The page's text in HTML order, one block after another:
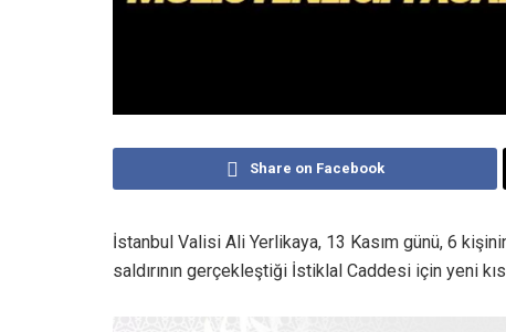
Share on Facebook
İstanbul Valisi Ali Yerlikaya, 13 Kasım günü, 6
saldırının gerçekleştiği İstiklal Caddesi için yeni